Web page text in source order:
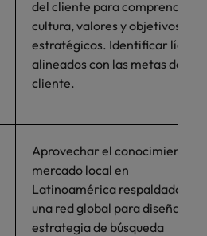
del cliente para comprender su
cultura, valores y objetivos
estratégicos. Identificar
alineados con las metas del
cliente.
Aprovechar el conocimiento
mercado local en
Latinoamérica respaldado por
una red global para diseñar
estrategia de búsqueda